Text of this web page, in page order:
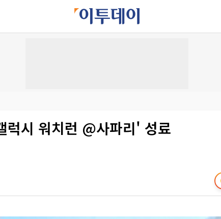
럭시 워치런 @사파리' 성료